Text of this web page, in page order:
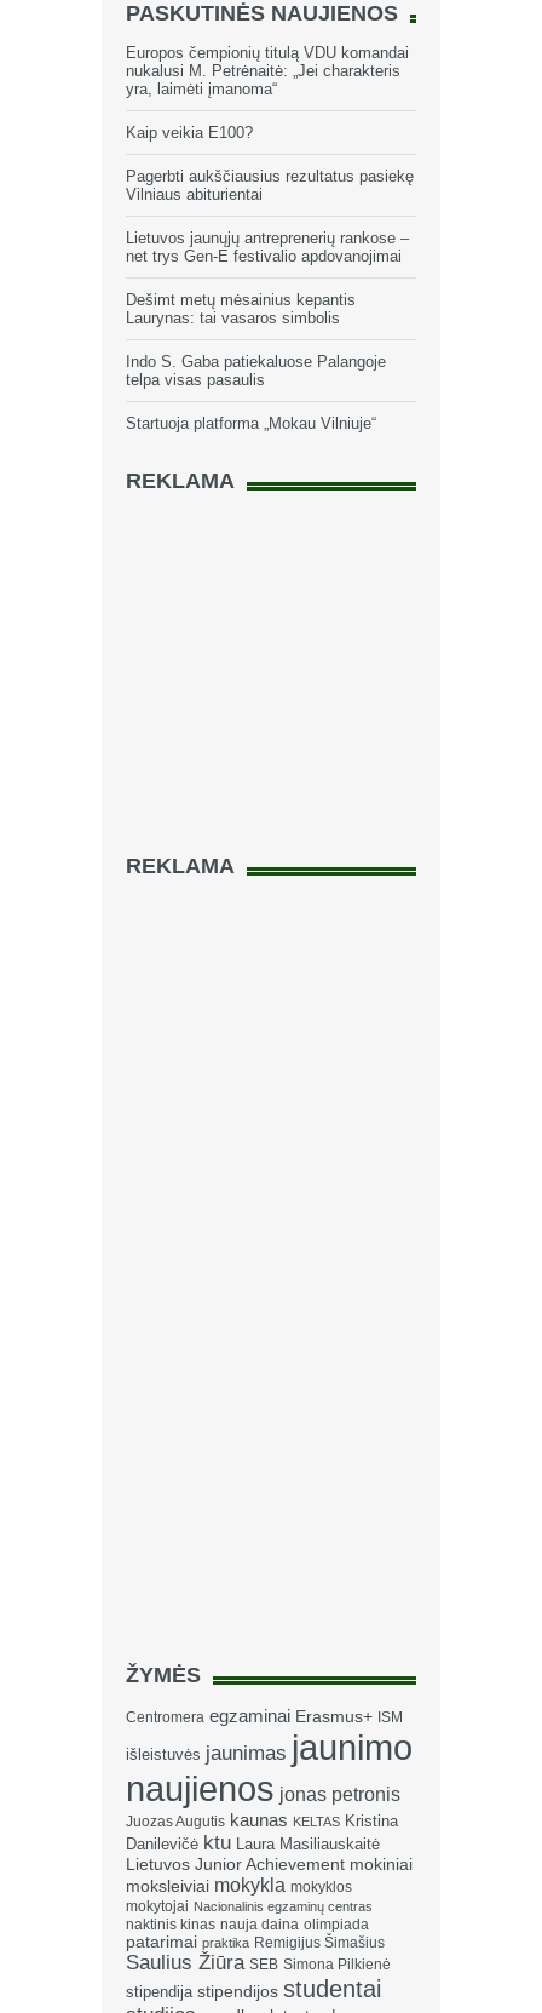
PASKUTINĖS NAUJIENOS
Europos čempionių titulą VDU komandai
nukalusi M. Petrėnaitė: „Jei charakteris
yra, laimėti įmanoma“
Kaip veikia E100?
Pagerbti aukščiausius rezultatus pasiekę
Vilniaus abiturientai
Lietuvos jaunųjų antreprenerių rankose –
net trys Gen-E festivalio apdovanojimai
Dešimt metų mėsainius kepantis
Laurynas: tai vasaros simbolis
Indo S. Gaba patiekaluose Palangoje
telpa visas pasaulis
Startuoja platforma „Mokau Vilniuje“
REKLAMA
REKLAMA
ŽYMĖS
Centromera egzaminai Erasmus+ ISM
išleistuvės jaunimas jaunimo
naujienos jonas petronis
Juozas Augutis kaunas KELTAS Kristina
Danilevičė ktu Laura Masiliauskaitė
Lietuvos Junior Achievement mokiniai
moksleiviai mokykla mokyklos
mokytojai Nacionalinis egzaminų centras
naktinis kinas nauja daina olimpiada
patarimai praktika Remigijus Šimašius
Saulius Žiūra SEB Simona Pilkienė
stipendija stipendijos studentai